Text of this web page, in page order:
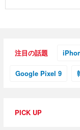
注目の話題
Google Pixel 9
PICK UP